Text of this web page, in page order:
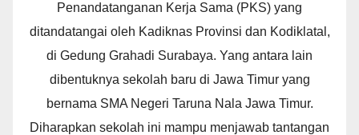
Penandatanganan Kerja Sama (PKS) yang
ditandatangai oleh Kadiknas Provinsi dan Kodiklatal,
di Gedung Grahadi Surabaya. Yang antara lain
dibentuknya sekolah baru di Jawa Timur yang
bernama SMA Negeri Taruna Nala Jawa Timur.
Diharapkan sekolah ini mampu menjawab tantangan